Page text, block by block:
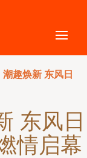
趣焕新 东风日
东风日
情启幕